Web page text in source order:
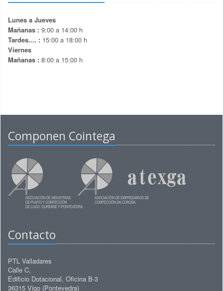
Lunes a Jueves
Mañanas : 9:00 a 14:00 h
Tardes.... : 15:00 a 18:00 h
Viernes
Mañanas : 8:00 a 15:00 h
Componen Cointega
Contacto
PTL Valladares
Calle C,
Edificio Dotacional, Oficina B-3
36315 Vigo (Pontevedra)